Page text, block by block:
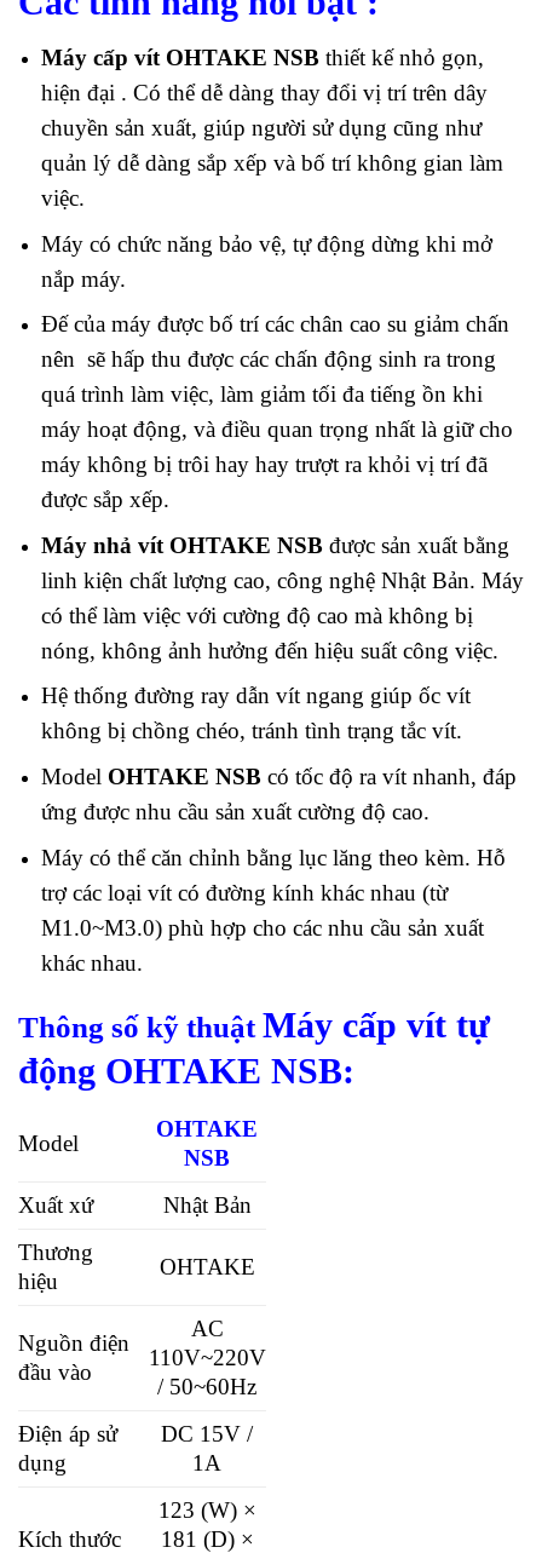
Máy cấp vít OHTAKE NSBthiết kế nhỏ gọn,
hiện đại . Có thể dễ dàng thay đổi vị trí trên dây
chuyền sản xuất, giúp người sử dụng cũng như
quản lý dễ dàng sắp xếp và bố trí không gian làm
việc.
Máy có chức năng bảo vệ, tự động dừng khi mở
nắp máy.
Đế của máy được bố trí các chân cao su giảm chấn
nên sẽ hấp thu được các chấn động sinh ra trong
quá trình làm việc, làm giảm tối đa tiếng ồn khi
máy hoạt động, và điều quan trọng nhất là giữ cho
máy không bị trôi hay hay trượt ra khỏi vị trí đã
được sắp xếp.
Máy nhả vít OHTAKE NSB được sản xuất bằng
linh kiện chất lượng cao, công nghệ Nhật Bản. Máy
có thể làm việc với cường độ cao mà không bị
nóng, không ảnh hưởng đến hiệu suất công việc.
Hệ thống đường ray dẫn vít ngang giúp ốc vít
không bị chồng chéo, tránh tình trạng tắc vít.
Model OHTAKE NSBcó tốc độ ra vít nhanh, đáp
ứng được nhu cầu sản xuất cường độ cao.
Máy có thể căn chỉnh bằng lục lăng theo kèm. Hỗ
trợ các loại vít có đường kính khác nhau (từ
M1.0~M3.0) phù hợp cho các nhu cầu sản xuất
khác nhau.
Thông số kỹ thuậtMáy cấp vít tự
động OHTAKE NSB:
Model
OHTAKE
NSB
Xuất xứ
Nhật Bản
Thương
hiệu
OHTAKE
Nguồn điện
đầu vào
AC
110V~220V
/ 50~60Hz
Điện áp sử
dụng
DC 15V /
1A
Kích thước
123 (W) ×
181 (D) ×